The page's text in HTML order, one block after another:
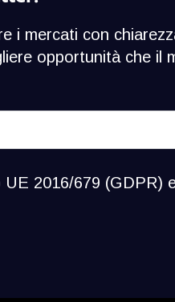
i mercati con
opportunità che il
UE 2016/679 (GDPR)